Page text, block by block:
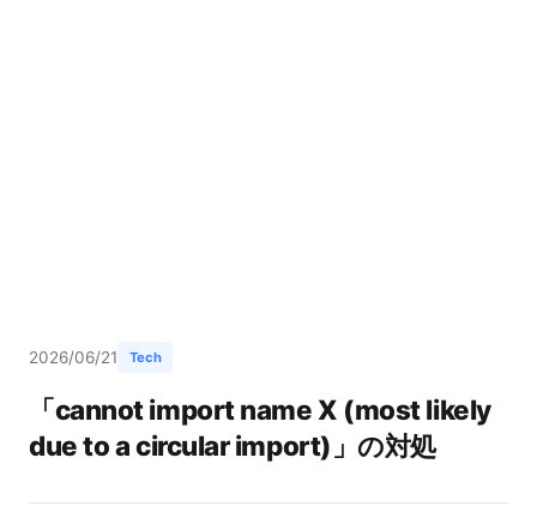
2026/06/21 Tech
「cannot import name X (most likely
due to a circular import)」の対処